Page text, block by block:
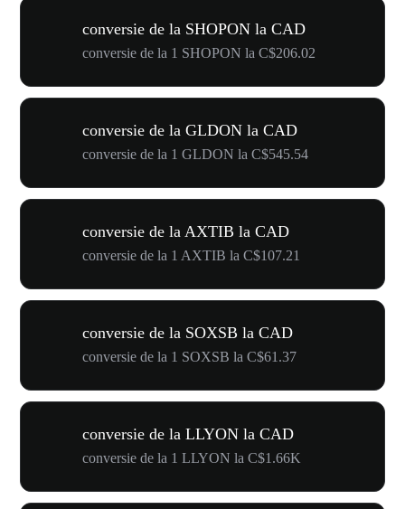
conversie de la SHOPON la CAD
conversie de la 1 SHOPON la C$206.02
conversie de la GLDON la CAD
conversie de la 1 GLDON la C$545.54
conversie de la AXTIB la CAD
conversie de la 1 AXTIB la C$107.21
conversie de la SOXSB la CAD
conversie de la 1 SOXSB la C$61.37
conversie de la LLYON la CAD
conversie de la 1 LLYON la C$1.66K